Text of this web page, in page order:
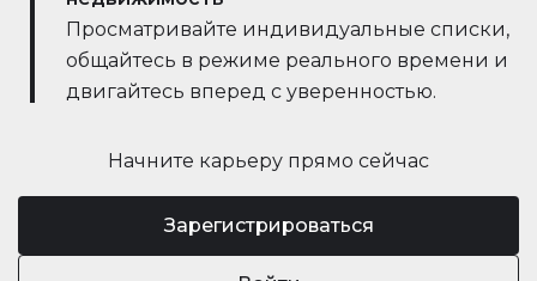
Начните карьеру прямо сейчас
Зарегистрироваться
Просматривайте индивидуальные списки,
общайтесь в режиме реального времени и
двигайтесь вперед с уверенностью.